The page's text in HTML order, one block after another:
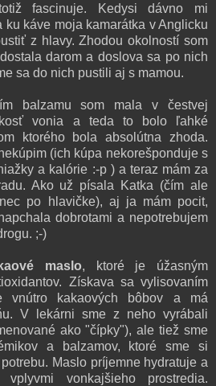
fascinuje. Kedysi dávno mi
káve moja kamarátka v Anglicku
z hlavy. Zhodou okolností som
darom a doslova sa po nich
sa do nich pustili aj s mamou.
balzamu som mala v čestvej
vonia a teda to bolo ľahké
ktorého bola absolútna zhoda.
(ich kúpa nekorešponduje s
a kalórie :-p ) a teraz mám za
Ako už písala Katka (čím ale
po hlavičke), aj ja mám pocit,
dobrotami a nepotrebujem
;-)
maslo, ktoré je úžasným
Získava sa vylisovaním
vnútro kakaových bôbov a má
V lekárni sme z neho vyrábali
ako "čípky"), ale tiež sme
a balzamov, ktoré sme si
Maslo príjemne hydratuje a
vonkajšieho prostredia.